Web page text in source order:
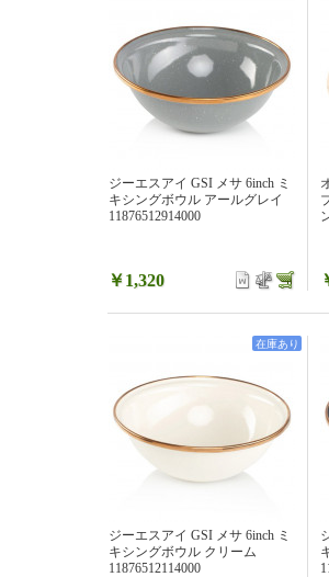
ジーエスアイ GSI メサ 6inch ミ
キシングボウル アールグレイ
11876512914000
￥1,320
ジーエスアイ GSI メサ 6inch ミ
キシングボウル クリーム
11876512114000
在庫あり